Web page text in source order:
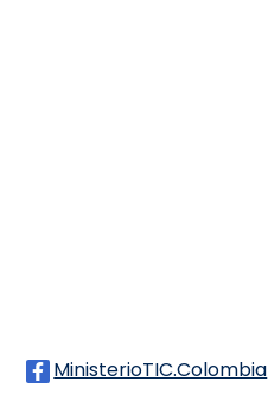
Logo Twitter
MinisterioTIC.Colombia